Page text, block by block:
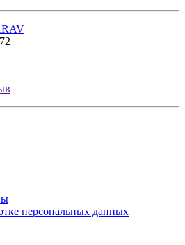
персональных данных